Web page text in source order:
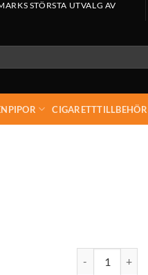
STÖRSTA UTVALG AV
CIGARETTTILLBEHÖR